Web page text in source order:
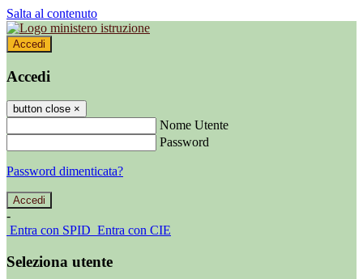
Salta al contenuto
Accedi
Accedi
button close ×
Nome Utente
Password
Password dimenticata?
-
Entra con SPID Entra con CIE
Seleziona utente